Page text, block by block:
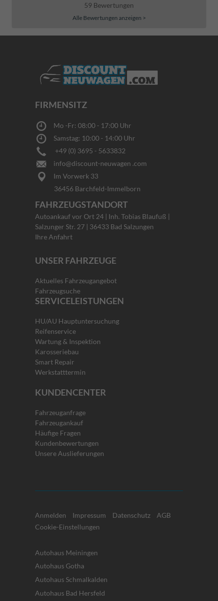
59 Bewertungen
Alle Bewertungen anzeigen >
FIRMENSITZ
Mo -Fr: 08:00 - 17:00 Uhr
Samstag: 10:00 - 14:00 Uhr
+49 (0) 3695 - 5633832
info@discount-neuwagen .com
Im Vorwerk 33
36456 Barchfeld-Immelborn
FAHRZEUGSTANDORT
Autoankauf vor Ort 24 | Inh. Tobias Blaufuß |
Salzunger Str. 27 | 36433 Bad Salzungen
Ihre Anfahrt
UNSER FAHRZEUGE
Aktuelles Fahrzeugangebot
Fahrzeugsuche
SERVICELEISTUNGEN
HU/AU Hauptuntersuchung
Reifenservice
Wartung & Inspektion
Karosseriebau
Smart Repair
Werkstatttermin
KUNDENCENTER
Fahrzeuganfrage
Fahrzeugankauf
Häufige Fragen
Kundenbewertungen
Unsere Auslieferungen
Anmelden Impressum Datenschutz
AGB
Cookie-Einstellungen
Autohaus Meiningen
Autohaus Gotha
Autohaus Schmalkalden
Autohaus Bad Hersfeld